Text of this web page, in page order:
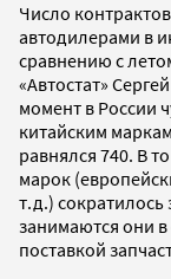
Число
автодилерами в
сравнению с
«Автостат»
момент в России
китайским
равнялся 740. В
марок
т.д.) сократилось
занимаются они
поставкой